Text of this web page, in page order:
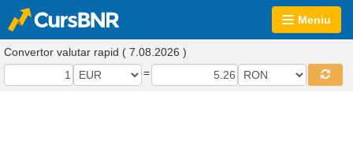
Meniu
Convertor valutar rapid ( 7.08.2026 )
=